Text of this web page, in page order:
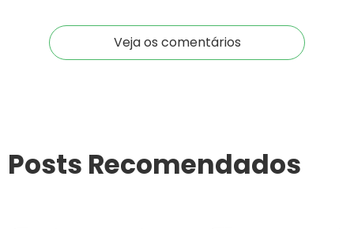
Veja os comentários
Posts Recomendados